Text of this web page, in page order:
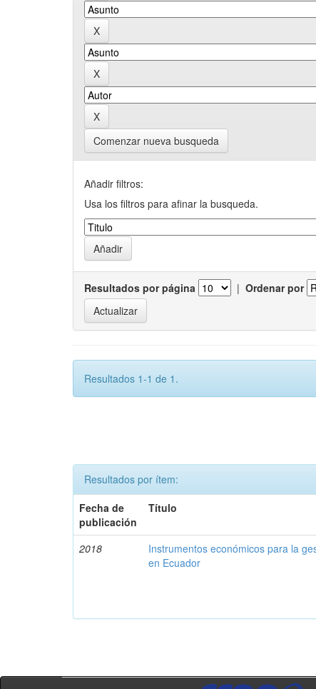
Comenzar nueva busqueda
Añadir filtros:
Usa los filtros para afinar la busqueda.
Resultados por página | Ordenar por
Resultados 1-1 de 1.
Resultados por ítem:
Fecha de
publicación
Título
2018
Instrumentos económicos para la
en Ecuador